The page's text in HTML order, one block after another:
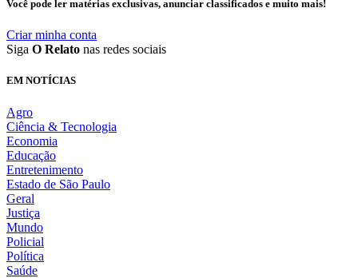
Você pode ler matérias exclusivas, anunciar classificados e muito mais!
Criar minha conta
Siga O Relato nas redes sociais
EM NOTÍCIAS
Agro
Ciência & Tecnologia
Economia
Educação
Entretenimento
Estado de São Paulo
Geral
Justiça
Mundo
Policial
Política
Saúde